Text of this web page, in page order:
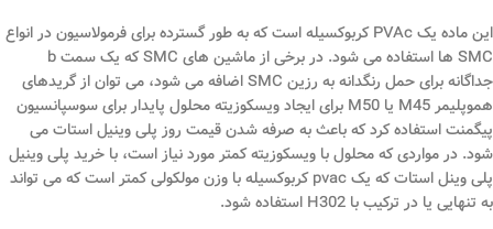
این ماده یک PVAc کربوکسیله است که به طور گسترده برای فرمولاسیون در انواع
SMC ها استفاده می شود. در برخی از ماشین های SMC که یک سمت b
جداگانه برای حمل رنگدانه به رزین SMC اضافه می شود، می توان از گریدهای
هموپلیمر M45 یا M50 برای ایجاد ویسکوزیته محلول پایدار برای سوسپانسیون
پیگمنت استفاده کرد که باعث به صرفه شدن قیمت روز پلی وینیل استات می
شود. در مواردی که محلول با ویسکوزیته کمتر مورد نیاز است، با خرید پلی وینیل
پلی وینل استات که یک pvac کربوکسیله با وزن مولکولی کمتر است که می تواند
به تنهایی یا در ترکیب با H302 استفاده شود.